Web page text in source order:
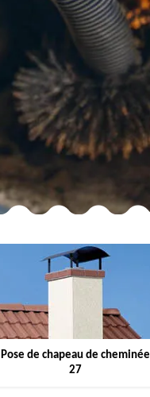
Pose de chapeau de cheminée
27